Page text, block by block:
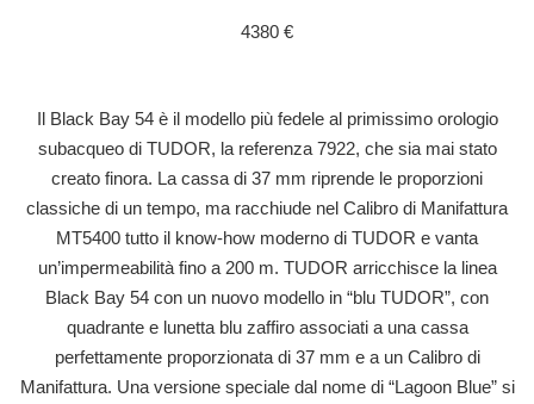
4380 €
Il Black Bay 54 è il modello più fedele al primissimo orologio
subacqueo di TUDOR, la referenza 7922, che sia mai stato
creato finora. La cassa di 37 mm riprende le proporzioni
classiche di un tempo, ma racchiude nel Calibro di Manifattura
MT5400 tutto il know‑how moderno di TUDOR e vanta
un’impermeabilità fino a 200 m. TUDOR arricchisce la linea
Black Bay 54 con un nuovo modello in “blu TUDOR”, con
quadrante e lunetta blu zaffiro associati a una cassa
perfettamente proporzionata di 37 mm e a un Calibro di
Manifattura. Una versione speciale dal nome di “Lagoon Blue” si